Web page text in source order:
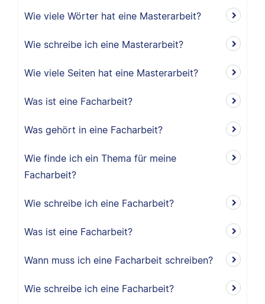
Wie viele Wörter hat eine Masterarbeit?
Wie schreibe ich eine Masterarbeit?
Wie viele Seiten hat eine Masterarbeit?
Was ist eine Facharbeit?
Was gehört in eine Facharbeit?
Wie finde ich ein Thema für meine
Facharbeit?
Wie schreibe ich eine Facharbeit?
Was ist eine Facharbeit?
Wann muss ich eine Facharbeit schreiben?
Wie schreibe ich eine Facharbeit?